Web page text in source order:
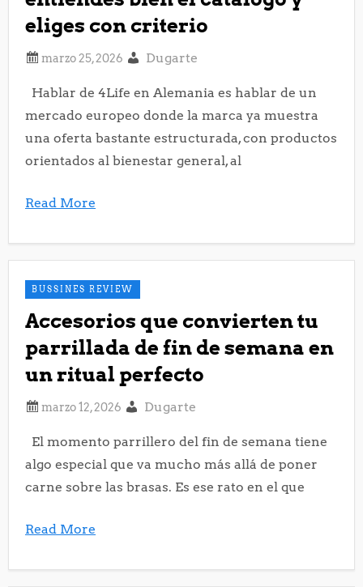
eliges con criterio
Dugarte
Hablar de 4Life en Alemania es hablar de un
mercado europeo donde la marca ya muestra
una oferta bastante estructurada, con productos
orientados al bienestar general, al
Read More
BUSSINES REVIEW
Accesorios que convierten tu
parrillada de fin de semana en
un ritual perfecto
Dugarte
El momento parrillero del fin de semana tiene
algo especial que va mucho más allá de poner
carne sobre las brasas. Es ese rato en el que
Read More